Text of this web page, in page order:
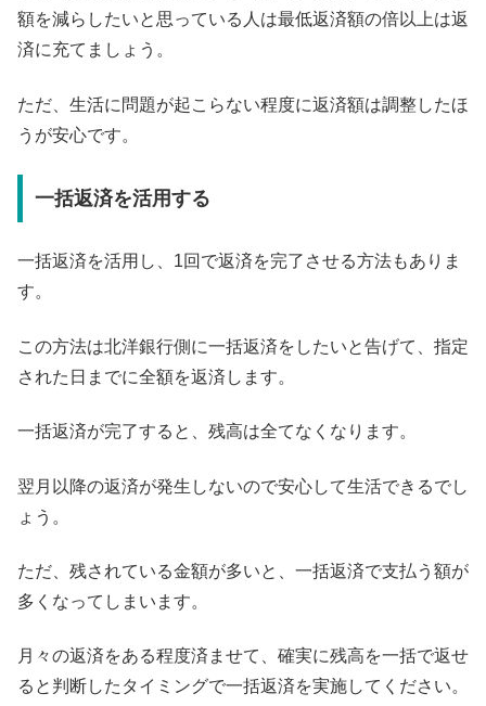
額を減らしたいと思っている人は最低返済額の倍以上は返
済に充てましょう。
ただ、生活に問題が起こらない程度に返済額は調整したほ
うが安心です。
一括返済を活用する
一括返済を活用し、1回で返済を完了させる方法もありま
す。
この方法は北洋銀行側に一括返済をしたいと告げて、指定
された日までに全額を返済します。
一括返済が完了すると、残高は全てなくなります。
翌月以降の返済が発生しないので安心して生活できるでし
ょう。
ただ、残されている金額が多いと、一括返済で支払う額が
多くなってしまいます。
月々の返済をある程度済ませて、確実に残高を一括で返せ
ると判断したタイミングで一括返済を実施してください。